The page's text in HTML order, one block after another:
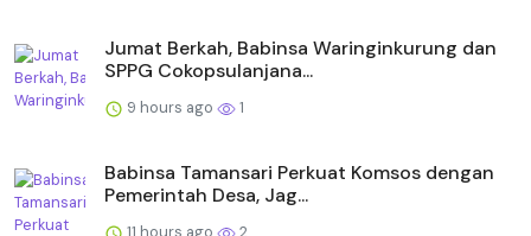
Jumat Berkah, Babinsa Waringinkurung dan
SPPG Cokopsulanjana...
9 hours ago 1
Babinsa Tamansari Perkuat Komsos dengan
Pemerintah Desa, Jag...
11 hours ago 2